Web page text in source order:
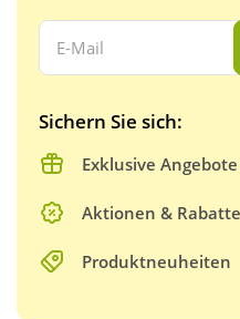
Ihre E-Mail Adresse:
Sichern Sie sich:
Exklusive
Aktionen & Rabatte
Produktneuheiten